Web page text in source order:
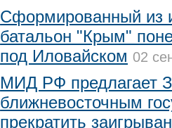
Сформированный из
батальон "Крым"
под Иловайском 02
МИД РФ предлагает
ближневосточным
прекратить